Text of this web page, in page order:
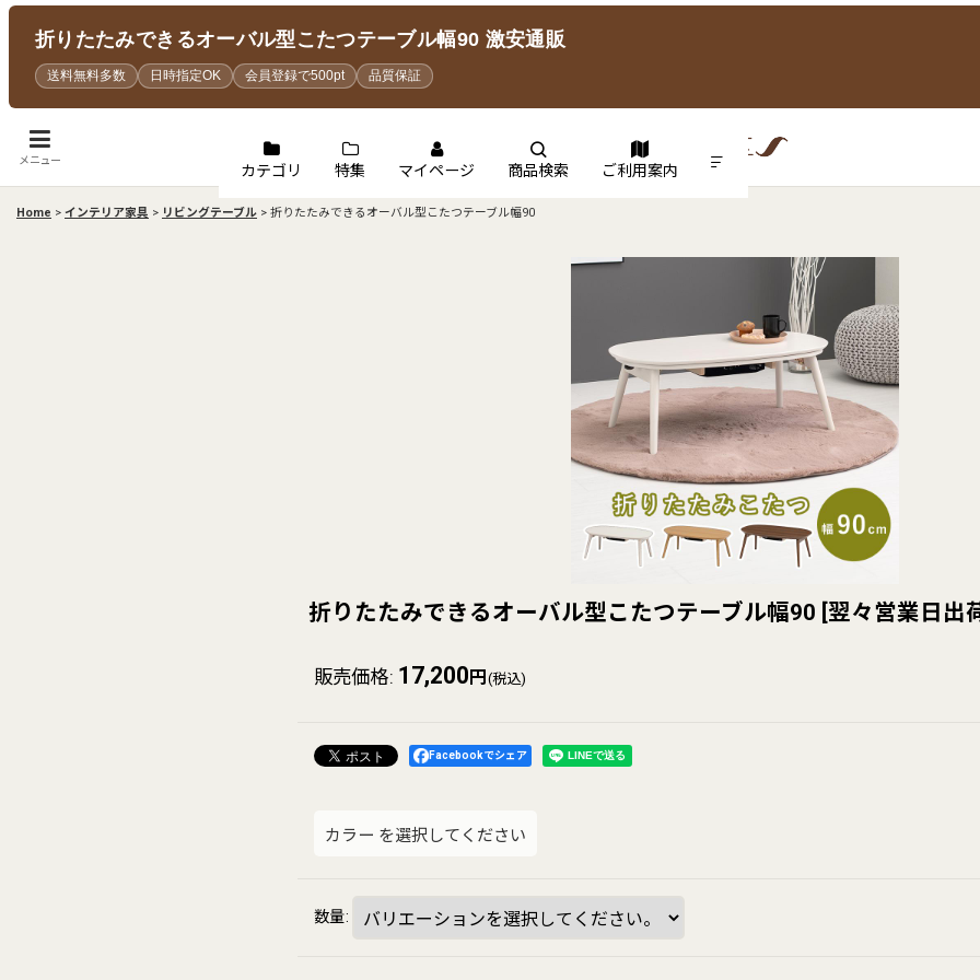
折りたたみできるオーバル型こたつテーブル幅90 激安通販
送料無料多数 日時指定OK 会員登録で500pt 品質保証
メニュー
カテゴリ 特集 マイページ 商品検索 ご利用案内
Home > インテリア家具 > リビングテーブル > 折りたたみできるオーバル型こたつテーブル幅90
折りたたみできるオーバル型こたつテーブル幅90 [翌々営業日出
販売価格: 17,200 円 (税込)
Facebookでシェア
カラー を選択してください
数量: